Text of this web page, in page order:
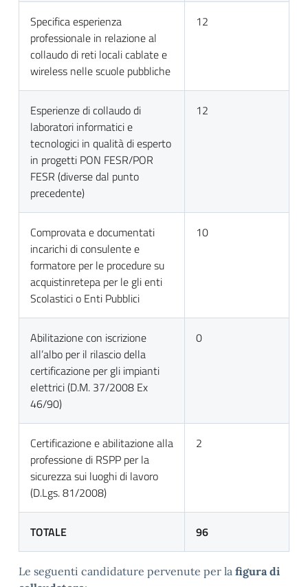
Specifica esperienza
professionale in relazione al
collaudo di reti locali cablate e
wireless nelle scuole pubbliche
12
Esperienze di collaudo di
laboratori informatici e
tecnologici in qualità di esperto
in progetti PON FESR/POR
FESR (diverse dal punto
precedente)
12
Comprovata e documentati
incarichi di consulente e
formatore per le procedure su
acquistinretepa per le gli enti
Scolastici o Enti Pubblici
10
Abilitazione con iscrizione
all’albo per il rilascio della
certificazione per gli impianti
elettrici (D.M. 37/2008 Ex
46/90)
0
Certificazione e abilitazione alla
professione di RSPP per la
sicurezza sui luoghi di lavoro
(D.Lgs. 81/2008)
2
TOTALE 96
Le seguenti candidature pervenute per la figura di